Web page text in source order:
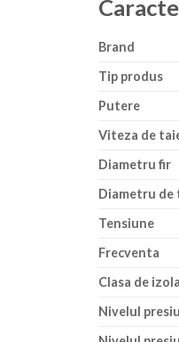
Brand
Tip produs
Putere
Viteza de
Diametru fir
Diametru de
Tensiune
Frecventa
Clasa de
Nivelul